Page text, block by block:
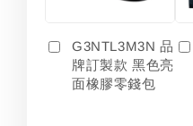
G3NTL3M3N 品
牌訂製款 黑色亮
面橡膠零錢包